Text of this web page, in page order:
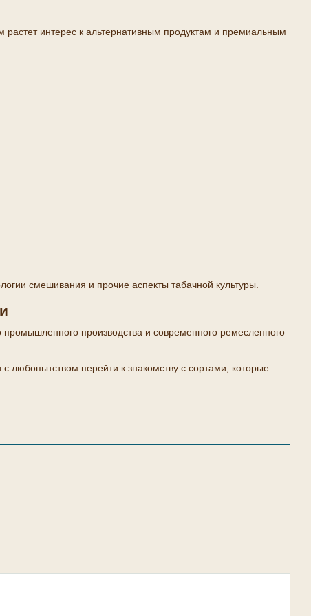
интерес к альтернативным продуктам и премиальным
смешивания и прочие аспекты табачной культуры.
промышленного производства и современного ремесленного
любопытством перейти к знакомству с сортами, которые